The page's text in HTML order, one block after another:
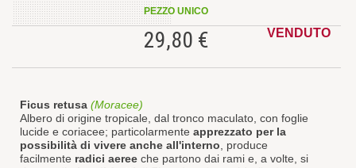
PEZZO UNICO
29,80 € VENDUTO
Ficus retusa (Moracee)
Albero di origine tropicale, dal tronco maculato, con foglie
lucide e coriacee; particolarmente apprezzato per la
possibilità di vivere anche all'interno , produce
facilmente radici aeree che partono dai rami e, a volte, si